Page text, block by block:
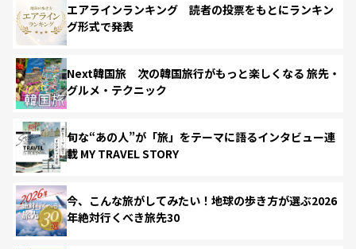
エアラインランキング 読者の投票をもとにランキン
グ形式で発表
Next韓国旅 次の韓国旅行がもっと楽しくなる 旅先・
グルメ・テクニック
旬な“あの人”が「旅」をテーマに語るインタビュー連
載 MY TRAVEL STORY
今、こんな旅がしてみたい！地球の歩き方が選ぶ2026
年絶対行くべき旅先30